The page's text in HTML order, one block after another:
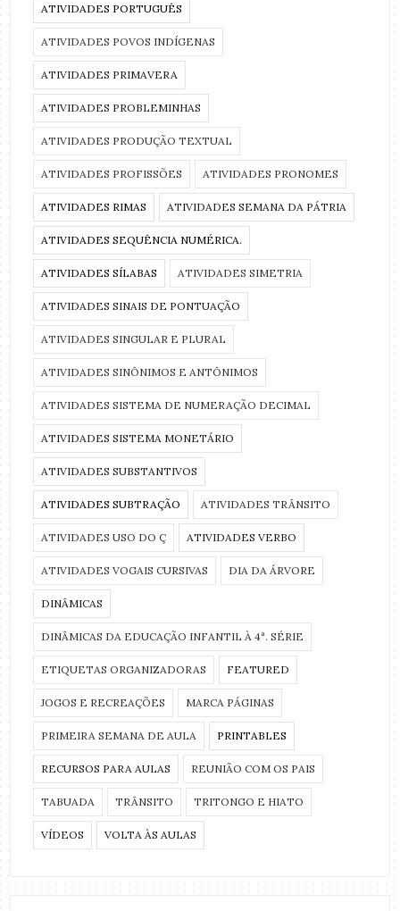
ATIVIDADES PORTUGUÊS
ATIVIDADES POVOS INDÍGENAS
ATIVIDADES PRIMAVERA
ATIVIDADES PROBLEMINHAS
ATIVIDADES PRODUÇÃO TEXTUAL
ATIVIDADES PROFISSÕES ATIVIDADES PRONOMES
ATIVIDADES RIMAS ATIVIDADES SEMANA DA PÁTRIA
ATIVIDADES SEQUÊNCIA NUMÉRICA.
ATIVIDADES SÍLABAS ATIVIDADES SIMETRIA
ATIVIDADES SINAIS DE PONTUAÇÃO
ATIVIDADES SINGULAR E PLURAL
ATIVIDADES SINÔNIMOS E ANTÔNIMOS
ATIVIDADES SISTEMA DE NUMERAÇÃO DECIMAL
ATIVIDADES SISTEMA MONETÁRIO
ATIVIDADES SUBSTANTIVOS
ATIVIDADES SUBTRAÇÃO ATIVIDADES TRÂNSITO
ATIVIDADES USO DO Ç ATIVIDADES VERBO
ATIVIDADES VOGAIS CURSIVAS DIA DA ÁRVORE
DINÂMICAS
DINÂMICAS DA EDUCAÇÃO INFANTIL À 4ª. SÉRIE
ETIQUETAS ORGANIZADORAS FEATURED
JOGOS E RECREAÇÕES MARCA PÁGINAS
PRIMEIRA SEMANA DE AULA PRINTABLES
RECURSOS PARA AULAS REUNIÃO COM OS PAIS
TABUADA TRÂNSITO TRITONGO E HIATO
VÍDEOS VOLTA ÀS AULAS